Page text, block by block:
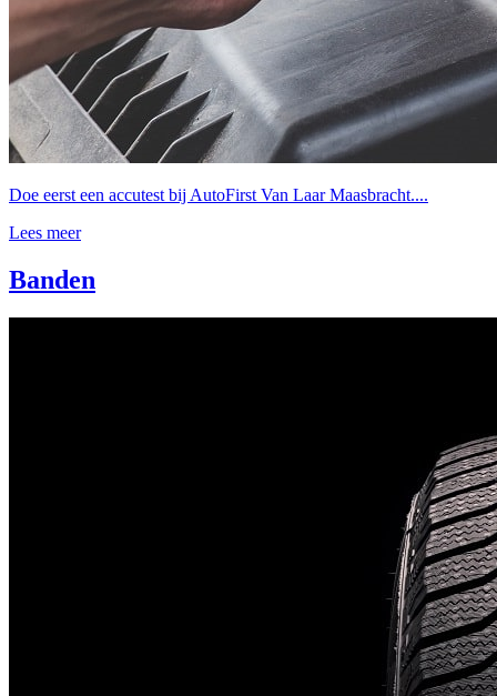
Doe eerst een accutest bij AutoFirst Van Laar Maasbracht....
Lees meer
Banden